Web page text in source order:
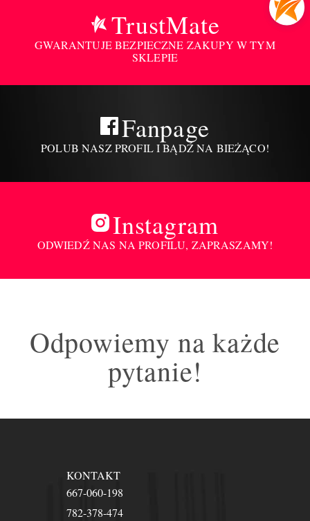
TrustMate
GWARANTUJE BEZPIECZNE ZAKUPY W TYM
SKLEPIE
Fanpage
POLUB NASZ PROFIL I BĄDŹ NA BIEŻĄCO!
Instagram
ODWIEDŹ NAS NA PROFILU, ZAPRASZAMY!
Odpowiemy na każde
pytanie!
KONTAKT
667-060-198
782-378-474